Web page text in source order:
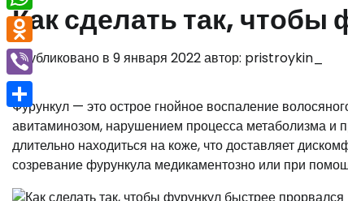
Как сделать так,
Опубликовано в 9 января 2022автор: pristroykin_
Фурункул — это острое гнойное воспаление
авитаминозом, нарушением процесса метаболизма
длительно находиться на коже, что доставляет
созревание фурункула медикаментозно или при
WhatsApp
Odnoklassniki
Viber
Отправить